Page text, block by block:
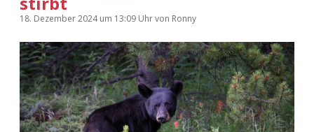
Nur mal so
Täglicher Sinnwahn
Visuelles
Wandnotizen
Adventskalender 2011
Adventskalender 2012
Adventskalender 2013
Adventskalender 2014
18. Dezember 2024um 13:09 Uhrvon Ronny